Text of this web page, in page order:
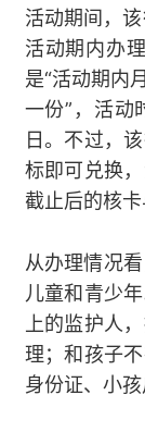
活动期间，
活动期内办
是“活动期内
一份”，活
日。不过，
标即可兑换
截止后的核卡
从办理情况
儿童和青少
上的监护人
理；和孩子
身份证、小